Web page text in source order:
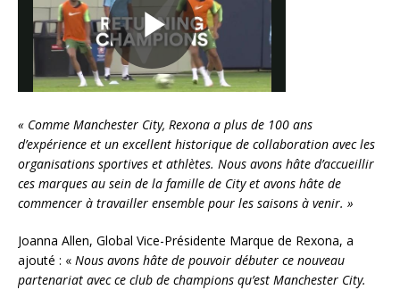
« Comme Manchester City, Rexona a plus de 100 ans
d’expérience et un excellent historique de collaboration avec les
organisations sportives et athlètes. Nous avons hâte d’accueillir
ces marques au sein de la famille de City et avons hâte de
commencer à travailler ensemble pour les saisons à venir. »
Joanna Allen, Global Vice-Présidente Marque de Rexona, a
ajouté : « Nous avons hâte de pouvoir débuter ce nouveau
partenariat avec ce club de champions qu’est Manchester City.